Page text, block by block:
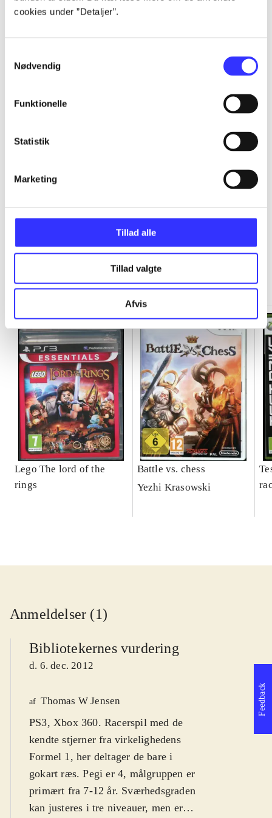
cookies under ”Detaljer”.
Nødvendig
Funktionelle
Statistik
Marketing
Tillad alle
Tillad valgte
Afvis
...
...
...
...
Lego The lord of the
rings
Battle vs. chess
Yezhi Krasowski
Anmeldelser (1)
Bibliotekernes vurdering
d. 6. dec. 2012
af Thomas W Jensen
PS3, Xbox 360. Racerspil med de
kendte stjerner fra virkelighedens
Formel 1, her deltager de bare i
gokart ræs. Pegi er 4, målgruppen er
primært fra 7-12 år. Sværhedsgraden
kan justeres i tre niveauer, men er
Feedback